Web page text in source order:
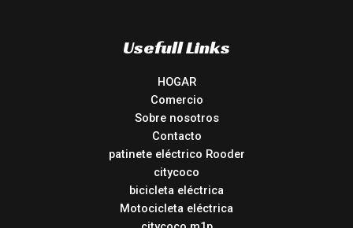
Usefull Links
HOGAR
Comercio
Sobre nosotros
Contacto
patinete eléctrico Rooder
citycoco
bicicleta eléctrica
Motocicleta eléctrica